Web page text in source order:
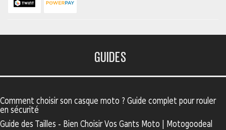
GUIDES
Comment choisir son casque moto ? Guide complet pour rouler
en sécurité
Guide des Tailles - Bien Choisir Vos Gants Moto | Motogoodeal